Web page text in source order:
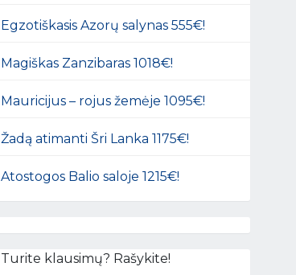
Egzotiškasis Azorų salynas 555€!
Magiškas Zanzibaras 1018€!
Mauricijus – rojus žemėje 1095€!
Žadą atimanti Šri Lanka 1175€!
Atostogos Balio saloje 1215€!
Turite klausimų? Rašykite!